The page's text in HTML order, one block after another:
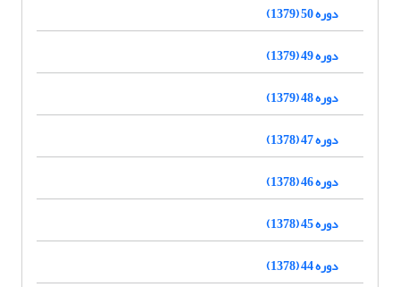
دوره 50 (1379)
دوره 49 (1379)
دوره 48 (1379)
دوره 47 (1378)
دوره 46 (1378)
دوره 45 (1378)
دوره 44 (1378)